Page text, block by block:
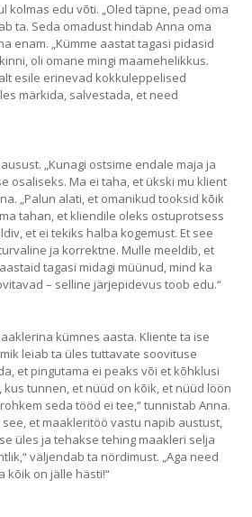
kolmas edu võti. „Oled täpne, pead oma
ta. Seda omadust hindab Anna oma
enam. „Kümme aastat tagasi pidasid
oli omane mingi maamehelikkus.
esile erinevad kokkuleppelised
märkida, salvestada, et need
„Kunagi ostsime endale maja ja
osaliseks. Ma ei taha, et ükski mu klient
„Palun alati, et omanikud tooksid kõik
tahan, et kliendile oleks ostuprotsess
et ei tekiks halba kogemust. Et see
ja korrektne. Mulle meeldib, et
tagasi midagi müünud, mind ka
– selline järjepidevus toob edu.“
kümnes aasta. Kliente ta ise
leiab ta üles tuttavate soovituse
et pingutama ei peaks või et kõhklusi
kus tunnen, et nüüd on kõik, et nüüd löön
seda tööd ei tee,“ tunnistab Anna.
et maakleritöö vastu napib austust,
üles ja tehakse tehing maakleri selja
väljendab ta nördimust. „Aga need
kõik on jälle hästi!“